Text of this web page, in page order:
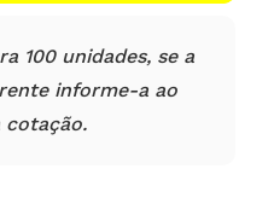
100 unidades, se a
informe-a ao
cotação.